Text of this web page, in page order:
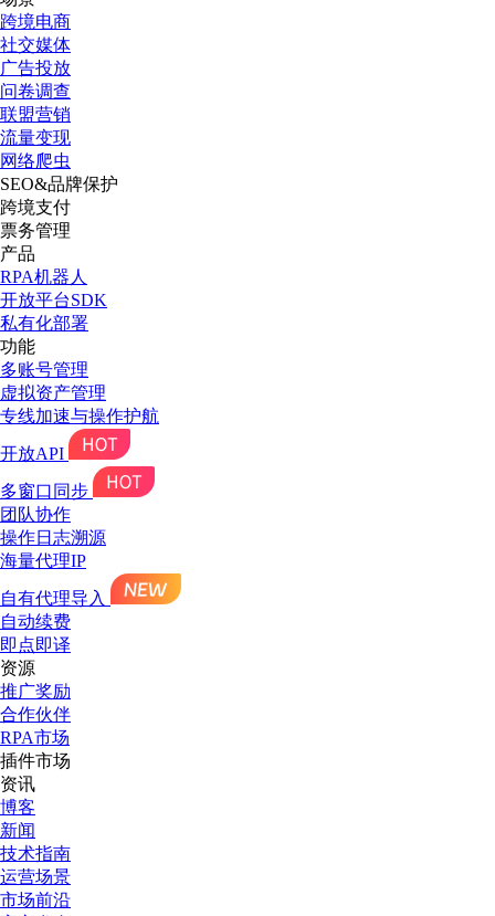
跨境电商
社交媒体
广告投放
问卷调查
联盟营销
流量变现
网络爬虫
SEO&品牌保护
跨境支付
票务管理
产品
RPA机器人
开放平台SDK
私有化部署
功能
多账号管理
虚拟资产管理
专线加速与操作护航
开放API
多窗口同步
团队协作
操作日志溯源
海量代理IP
自有代理导入
自动续费
即点即译
资源
推广奖励
合作伙伴
RPA市场
插件市场
资讯
博客
新闻
技术指南
运营场景
市场前沿